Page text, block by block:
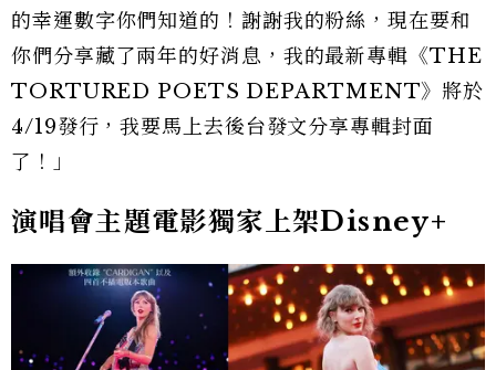
的幸運數字你們知道的！謝謝我的粉絲，現在要和
你們分享藏了兩年的好消息，我的最新專輯《THE
TORTURED POETS DEPARTMENT》將於
4/19發行，我要馬上去後台發文分享專輯封面
了！」
演唱會主題電影獨家上架Disney+